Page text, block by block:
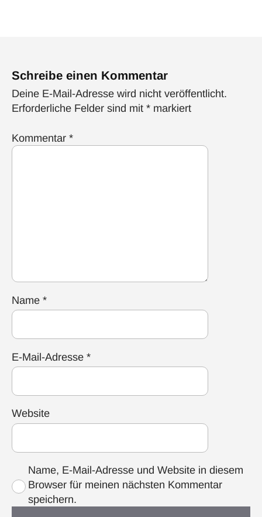
Schreibe einen Kommentar
Deine E-Mail-Adresse wird nicht veröffentlicht.
Erforderliche Felder sind mit * markiert
Kommentar *
Name *
E-Mail-Adresse *
Website
Name, E-Mail-Adresse und Website in diesem
Browser für meinen nächsten Kommentar
speichern.